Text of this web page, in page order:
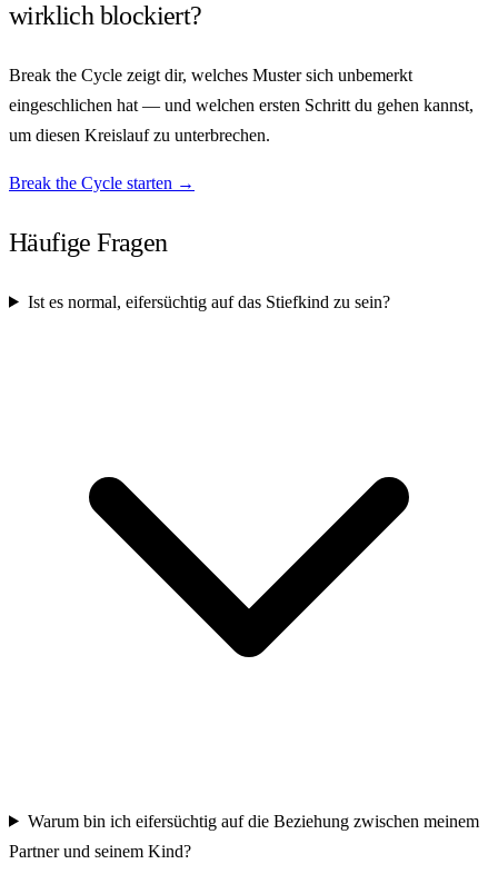
wirklich blockiert?
Break the Cycle zeigt dir, welches Muster sich unbemerkt
eingeschlichen hat — und welchen ersten Schritt du gehen kannst,
um diesen Kreislauf zu unterbrechen.
Break the Cycle starten →
Häufige Fragen
Ist es normal, eifersüchtig auf das Stiefkind zu sein?
Warum bin ich eifersüchtig auf die Beziehung zwischen meinem
Partner und seinem Kind?